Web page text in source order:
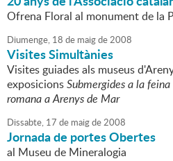
Ofrena Floral al monument de la
Diumenge, 18 de maigde2008
Visites Simultànies
Visites guiades als museus
exposicionsSubmergides a la feina
romana a Arenys de Mar
Dissabte, 17 de maigde2008
Jornada de portes Obertes
al Museu de Mineralogia